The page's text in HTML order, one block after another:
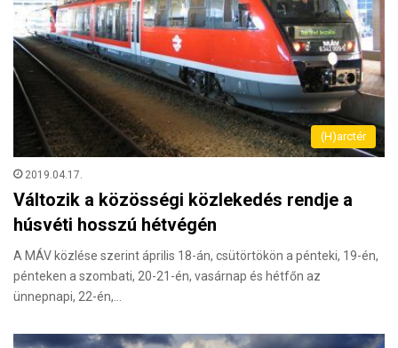
(H)arctér
2019.04.17.
Változik a közösségi közlekedés rendje a
húsvéti hosszú hétvégén
A MÁV közlése szerint április 18-án, csütörtökön a pénteki, 19-én,
pénteken a szombati, 20-21-én, vasárnap és hétfőn az
ünnepnapi, 22-én,…